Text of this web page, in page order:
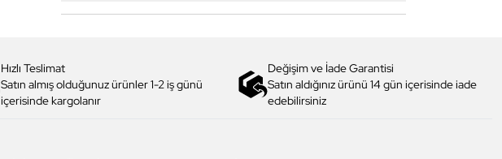
Hızlı Teslimat
Satın almış olduğunuz ürünler 1-2 iş günü
içerisinde kargolanır
Değişim ve İade Garantisi
Satın aldığınız ürünü 14 gün içerisinde iade
edebilirsiniz